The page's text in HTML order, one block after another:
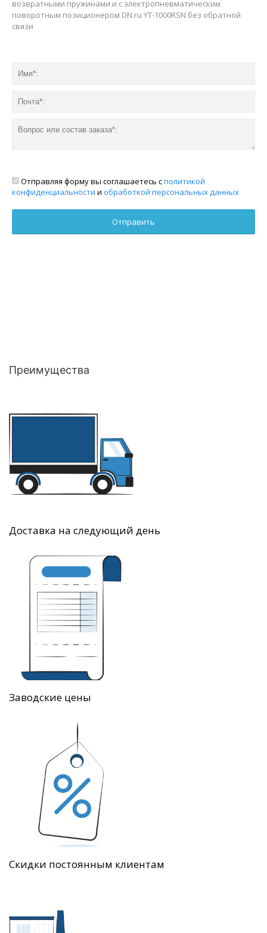
возвратными пружинами и с электропневматическим
поворотным позиционером DN.ru YT-1000RSN без обратной
связи
Отправляя форму вы соглашаетесь сполитикой
конфиденциальности и обработкой персональных данных
Преимущества
Доставка на следующий день
Заводские цены
Скидки постоянным клиентам